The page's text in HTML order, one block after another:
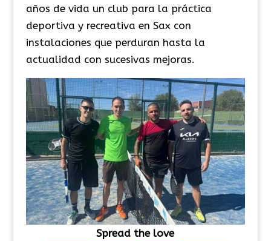
años de vida un club para la práctica
deportiva y recreativa en Sax con
instalaciones que perduran hasta la
actualidad con sucesivas mejoras.
Spread the love